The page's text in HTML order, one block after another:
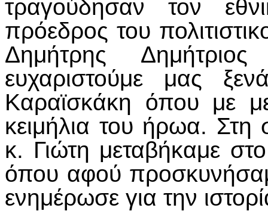
τραγούδησαν τον
πρόεδρος του
Δημήτρης
ευχαριστούμε μας
Καραϊσκάκη όπου με
κειμήλια του ήρωα. Στη
κ. Γιώτη μεταβήκαμε
όπου αφού
ενημέρωσε για την